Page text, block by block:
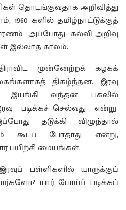
தொடங்குவதாக அறிவித்து
களில் தமிழ்நாட்டுக்குத்
அப்போது கல்வி அறிவு
இல்லாத காலம்.
முன்னேற்றக் கழகக்
திகழ்ந்தன. இரவு
இயங்கி வந்தன. பகலில்
படிக்கச் செல்வது என்று
தடுக்கி விழுந்தால்
கூடப் போதாது என்று,
பயிற்சி மையங்கள்.
பள்ளிகளில் யாருக்குப்
யார் போய்ப் படிக்கப்